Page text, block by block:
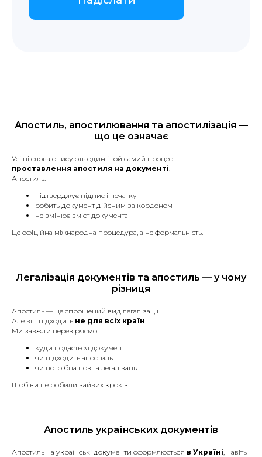
Апостиль, апостилювання та апостилізація —
що це означає
Усі ці слова описують один і той самий процес —
проставлення апостиля на документі.
Апостиль:
підтверджує підпис і печатку
робить документ дійсним за кордоном
не змінює зміст документа
Це офіційна міжнародна процедура, а не формальність.
Легалізація документів та апостиль — у чому
різниця
Апостиль — це спрощений вид легалізації.
Але він підходить не для всіх країн.
Ми завжди перевіряємо:
куди подається документ
чи підходить апостиль
чи потрібна повна легалізація
Щоб ви не робили зайвих кроків.
Апостиль українських документів
Апостиль на українські документи оформлюється в Україні, навіть